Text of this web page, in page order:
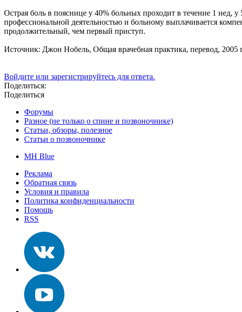
Острая боль в пояснице у 40% больных проходит в течение 1 нед,
профессиональной деятельностью и больному выплачивается
продолжительный, чем первый приступ.
Источник: Джон Нобель, Общая врачебная практика, перевод, 2005
Войдите или зарегистрируйтесь для ответа.
Поделиться:
Поделиться
Форумы
Разное (не только о спине и позвоночнике)
Статьи, обзоры, полезное
Статьи о позвоночнике
MH Blue
Реклама
Обратная связь
Условия и правила
Политика конфиденциальности
Помощь
RSS